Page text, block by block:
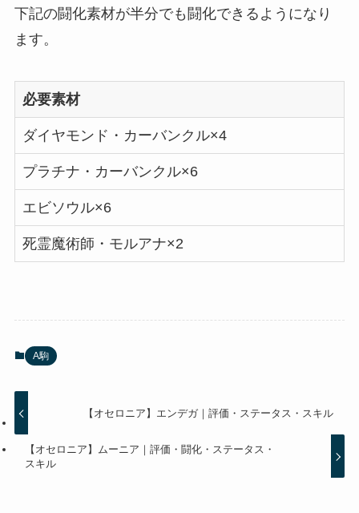
下記の闘化素材が半分でも闘化できるようになり
ます。
必要素材
ダイヤモンド・カーバンクル×4
プラチナ・カーバンクル×6
エビソウル×6
死霊魔術師・モルアナ×2
A駒
【オセロニア】エンデガ｜評価・ステータス・スキル
【オセロニア】ムーニア｜評価・闘化・ステータス・
スキル